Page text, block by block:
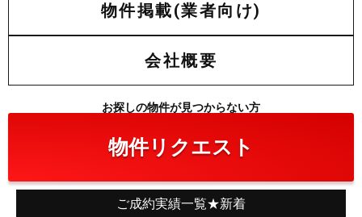
物件掲載(業者向け)
会社概要
お探しの物件が見つからない方
物件リクエスト
ご成約実績一覧★新着